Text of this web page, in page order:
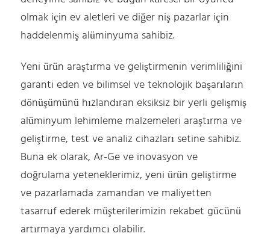
olmak için ev aletleri ve diğer niş pazarlar için
haddelenmiş alüminyuma sahibiz.
Yeni ürün araştırma ve geliştirmenin verimliliğini
garanti eden ve bilimsel ve teknolojik başarıların
dönüşümünü hızlandıran eksiksiz bir yerli gelişmiş
alüminyum lehimleme malzemeleri araştırma ve
geliştirme, test ve analiz cihazları setine sahibiz.
Buna ek olarak, Ar-Ge ve inovasyon ve
doğrulama yeteneklerimiz, yeni ürün geliştirme
ve pazarlamada zamandan ve maliyetten
tasarruf ederek müşterilerimizin rekabet gücünü
artırmaya yardımcı olabilir.